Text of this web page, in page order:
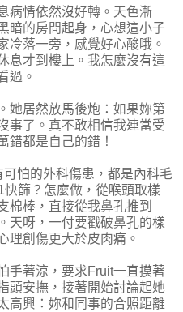
病情依然沒好轉。天色漸
暗的房間起身，心想這小子
冷落一旁，感覺好心酸哦。
息才到樓上。我怎麼沒有這
過。
她居然放馬後炮：如果妳第
事了。真不敢相信我連當受
錯都是自己的錯！
怕的外科傷患，都是內科毛
篩？怎麼做，從喉頭取樣
棉棒，直接從我鼻孔推到
天呀，一付要戳破鼻孔的樣
理創傷更大於皮肉痛。
手著涼，要求Fruit一直摸著
頭安撫，接著開始討論起她
高興：妳和同事的合照距離